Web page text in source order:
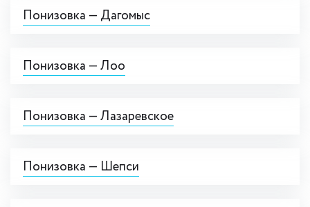
Понизовка — Дагомыс
Понизовка — Лоо
Понизовка — Лазаревское
Понизовка — Шепси